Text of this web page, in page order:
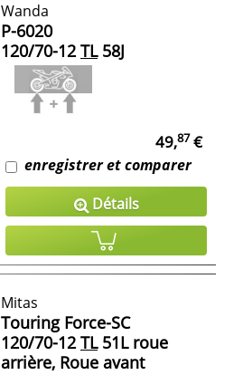
Wanda
P-6020
120/70-12 TL58J
49,87€
enregistrer et comparer
Détails
Mitas
Touring Force-SC
120/70-12 TL51L roue
arrière, Roue avant